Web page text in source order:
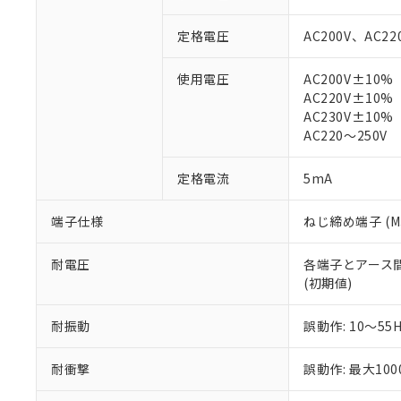
定格電圧 AC200V、
使用電圧
AC200V±10%
AC220V±10%
AC230V±10%
AC220～250V
定格電流 5mA
端子仕様 ねじ締め端子
耐電圧
各端子とアー
(初期値)
耐振動 誤動作: 10～
耐衝撃 誤動作: 最大
ご利用条件
以下の条件をお
当社制御機
在庫状況お
のであり、
い。
正式な納期
当社販売員に
在庫状況お
す。
ている必要が
お客様が当
対応予定：EU
対応予定なし：
調査・確認中：
非該当品：ライ
仕入先様の事情
があります。
鉛(Pb) 1000ppm以下、
六価クロム(Cr(Ⅵ))
フタル酸ビス(2-エチ
ル（DBP） 1000ppm
但し、RoHS指令で産
フタル酸エステル類の
※2 対応予定月
部品在庫の切り
※3 非含有証明
※1 中国
「○」：最大均質
「×」：最大均質
「－」：未確認で
*中国RoHS10物質の基
Cr(Ⅵ)(六価クロム) :
※2 環境保護使
「10」：通常の
味します。
などの必要な
当社は規制
ます。
当社は貴社
置等に一切
当社は、貴
また当社は
たしません。
記
△ 一定数に
－
在庫な